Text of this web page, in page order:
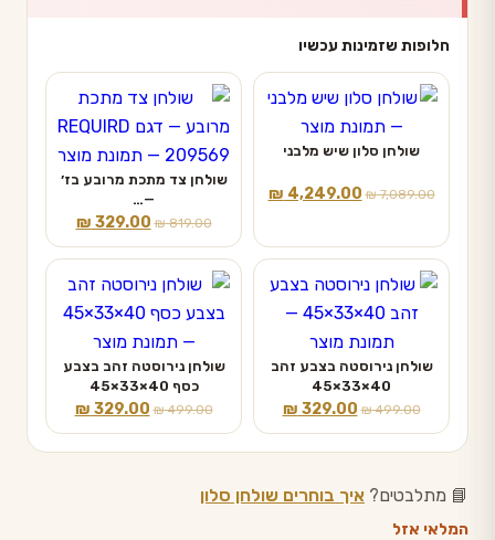
חלופות שזמינות עכשיו
שולחן סלון שיש מלבני
₪7,089.00
המחיר
היה:
₪ 4,249.00
המחיר
הוא:
₪ 4,249.00.
שולחן צד מתכת מרובע בז׳
—…
₪819.00
המחיר
המקורי
₪ 329.00
המחיר
הנוכחי
הוא:
שולחן נירוסטה בצבע זהב
40×33×45
₪499.00
המחיר
המקורי
היה:
₪ 329.00
המחיר
הנוכחי
הוא:
שולחן נירוסטה זהב בצבע
כסף 40×33×45
₪499.00
המחיר
המקורי
היה:
₪ 329.00
המחיר
הנוכחי
הוא:
📘 מתלבטים? איך בוחרים שולחן סלון
המלאי אזל